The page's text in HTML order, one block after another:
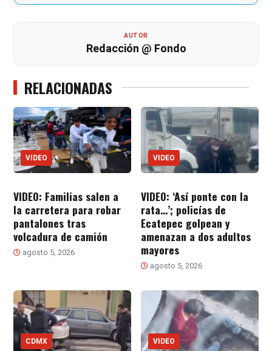
AUTOR
Redacción @ Fondo
RELACIONADAS
VIDEO
VIDEO: Familias salen a
la carretera para robar
pantalones tras
volcadura de camión
agosto 5, 2026
VIDEO
VIDEO: ‘Así ponte con la
rata…’; policías de
Ecatepec golpean y
amenazan a dos adultos
mayores
agosto 5, 2026
CDMX VIDEO